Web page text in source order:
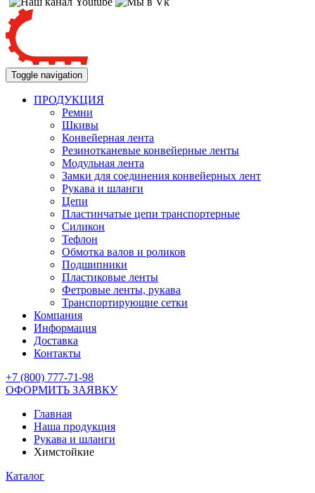
Toggle navigation
ПРОДУКЦИЯ
Ремни
Шкивы
Конвейерная лента
Резинотканевые конвейерные ленты
Модульная лента
Замки для соединения конвейерных лент
Рукава и шланги
Цепи
Пластинчатые цепи транспортерные
Силикон
Тефлон
Обмотка валов и роликов
Подшипники
Пластиковые ленты
Фетровые ленты, рукава
Транспортирующие сетки
Компания
Информация
Доставка
Контакты
+7 (800) 777-71-98
ОФОРМИТЬ ЗАЯВКУ
Главная
Наша продукция
Рукава и шланги
Химстойкие
Каталог